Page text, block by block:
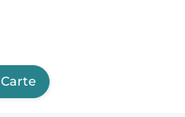
Carte